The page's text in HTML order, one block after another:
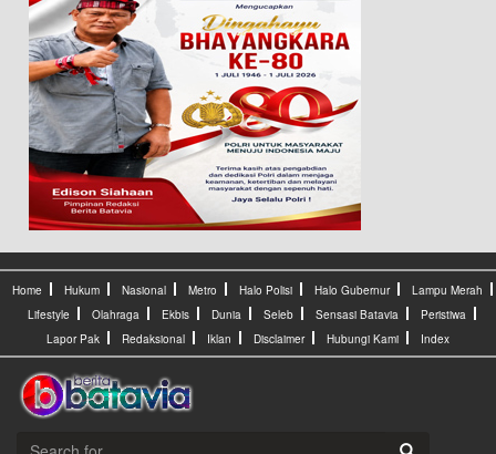
Home Hukum Nasional Metro Halo Polisi Halo Gubernur
Lampu Merah
Lifestyle
Olahraga Ekbis Dunia Seleb Sensasi Batavia
Peristiwa
Lapor Pak
Redaksional Iklan Disclaimer Hubungi Kami Index